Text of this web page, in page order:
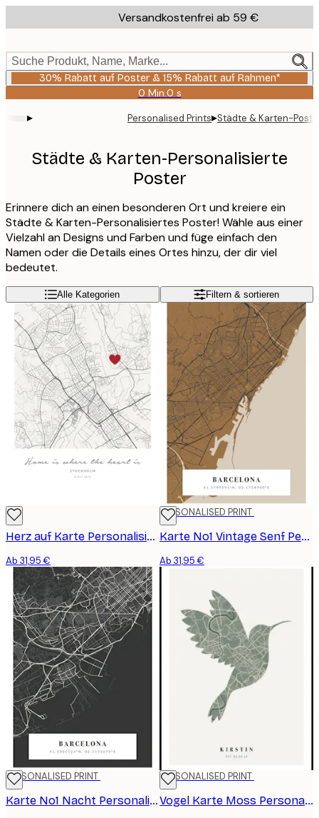
to
content.
Versandkostenfrei ab 59 €
Suche Produkt, Name, Marke...
30% Rabatt auf Poster & 15% Rabatt auf Rahmen*
0 Min.0 s
Gültig
bis:
2026-
06
▸ Personalised Prints▸Städte & Karten-
Städte & Karten-Personalisierte
Poster
Erinnere dich an einen besonderen Ort und kreiere ein
Städte & Karten-Personalisiertes Poster! Wähle aus einer
Vielzahl an Designs und Farben und füge einfach den
Namen oder die Details eines Ortes hinzu, der dir viel
bedeutet.
Alle Kategorien Filtern & sortieren
Herz auf Karte Personalisiertes Poster
Ab 31,95 €
PERSONALISED PRINT
Karte No1 Vintage Senf Personalisiert Poster
Ab 31,95 €
PERSONALISED PRINT
Karte No1 Nacht Personalisiert Poster
PERSONALISED PRINT
Vogel Karte Moss Personalisiert Poster